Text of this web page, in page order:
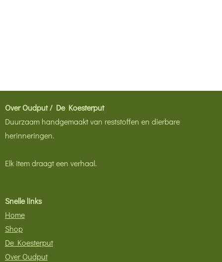
Over Oudput / De Koesterput
Duurzaam handgemaakt van reststoffen en dierbare
herinneringen.
Elk item draagt een verhaal.
Snelle links
Home
Shop
De Koesterput
Over Oudput